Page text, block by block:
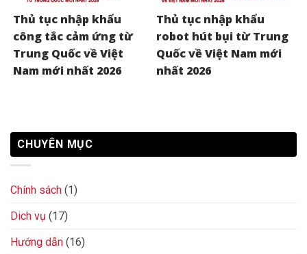
Thủ tục nhập khẩu
công tắc cảm ứng từ
Trung Quốc về Việt
Nam mới nhất 2026
Thủ tục nhập khẩu
robot hút bụi từ Trung
Quốc về Việt Nam mới
nhất 2026
CHUYÊN MỤC
Chính sách (1)
Dich vụ (17)
Hướng dẫn (16)